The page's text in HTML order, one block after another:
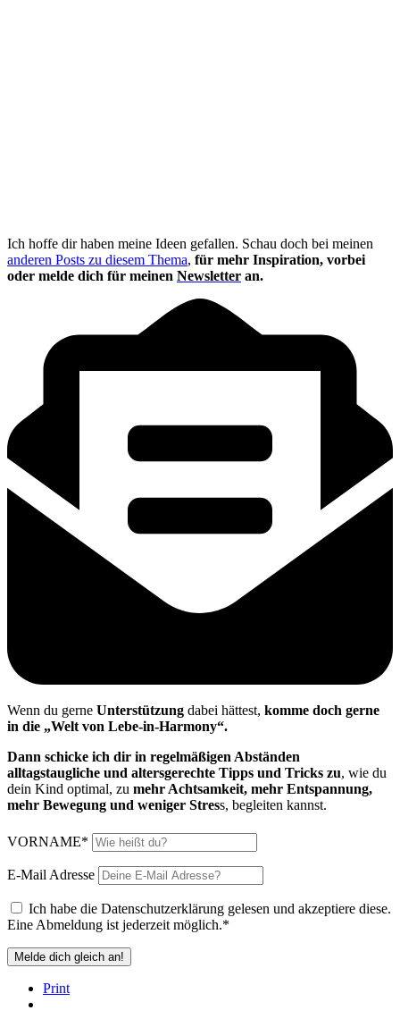
Ich hoffe dir haben meine Ideen gefallen. Schau doch bei meinen
anderen Posts zu diesem Thema, für mehr Inspiration, vorbei
oder melde dich für meinen Newsletter an.
Wenn du gerne Unterstützung dabei hättest, komme doch gerne
in die „Welt von Lebe-in-Harmony“.
Dann schicke ich dir in regelmäßigen Abständen
alltagstaugliche und altersgerechte Tipps und Tricks zu, wie du
dein Kind optimal, zu mehr Achtsamkeit, mehr Entspannung,
mehr Bewegung und weniger Stress, begleiten kannst.
VORNAME*
E-Mail Adresse
Ich habe die Datenschutzerklärung gelesen und akzeptiere diese.
Eine Abmeldung ist jederzeit möglich.*
Print